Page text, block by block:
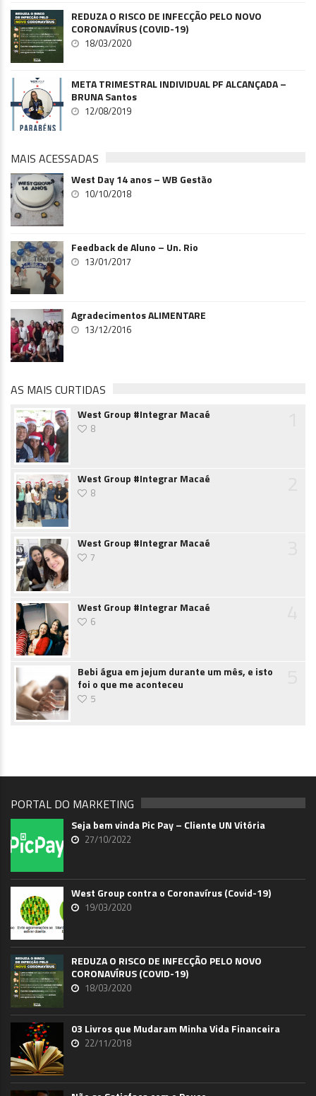
REDUZA O RISCO DE INFECÇÃO PELO NOVO
CORONAVÍRUS (COVID-19)
18/03/2020
META TRIMESTRAL INDIVIDUAL PF ALCANÇADA –
BRUNA Santos
12/08/2019
MAIS ACESSADAS
West Day 14 anos – WB Gestão
10/10/2018
Feedback de Aluno – Un. Rio
13/01/2017
Agradecimentos ALIMENTARE
13/12/2016
AS MAIS CURTIDAS
West Group #Integrar Macaé
8
West Group #Integrar Macaé
8
West Group #Integrar Macaé
7
West Group #Integrar Macaé
6
Bebi água em jejum durante um mês, e isto
foi o que me aconteceu
5
PORTAL DO MARKETING
Seja bem vinda Pic Pay – Cliente UN Vitória
27/10/2022
West Group contra o Coronavírus (Covid-19)
19/03/2020
REDUZA O RISCO DE INFECÇÃO PELO NOVO
CORONAVÍRUS (COVID-19)
18/03/2020
03 Livros que Mudaram Minha Vida Financeira
22/11/2018